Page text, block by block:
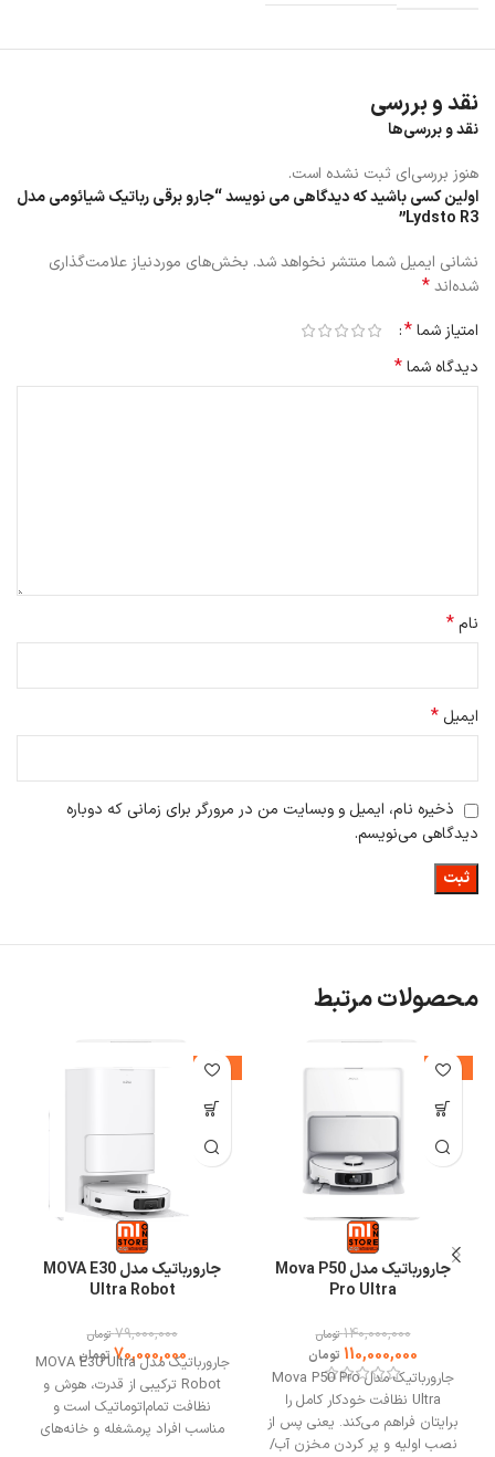
این ربات هوشمند به راحتی می تواند موانع تا ارتفاع 2 سانتی متر را رد کند.
جارورباتیک Lydsto R3 با یک بار شارژ کردن می تواند به راحتی بیش از دو
ساعت تمیز کاری و نظافت انجام دهد.
این جاروبرقی هوشمند می تواند با دقت نقشه هایی را برای پیمایش در
اطراف خانه ایجاد کند و سپس به راحتی از موانعی که جلوی راهش است،
بگذرد تا با موانع برخورد نکند و مراحل مختلف را به راحتی می گذراند.
نقد و بررسی
نقد و بررسی‌ها
هنوز بررسی‌ای ثبت نشده است.
اولین کسی باشید که دیدگاهی می نویسد “جارو برقی رباتیک شیائومی مدل
Lydsto R3”
نشانی ایمیل شما منتشر نخواهد شد. بخش‌های موردنیاز علامت‌گذاری
شده‌اند*
امتیاز شما*
دیدگاه شما*
نام*
ایمیل *
ذخیره نام، ایمیل و وبسایت من در مرورگر برای زمانی که دوباره
دیدگاهی می‌نویسم.
محصولات مرتبط
-21%
جارورباتیک مدل Mova P50
Pro Ultra
140,000,000 تومان
110,000,000 تومان
جارورباتیک مدل Mova P50 Pro
Ultra نظافت خودکار کامل را
برایتان فراهم می‌کند. یعنی پس از
نصب اولیه و پر کردن مخزن آب/
-11%
جارورباتیک مدل MOVA E30
Ultra Robot
79,000,000 تومان
70,000,000 تومان
جارورباتیک مدل MOVA E30 Ultra
Robot ترکیبی از قدرت، هوش و
نظافت تمام‌اتوماتیک است و
مناسب افراد پرمشغله و خانه‌های